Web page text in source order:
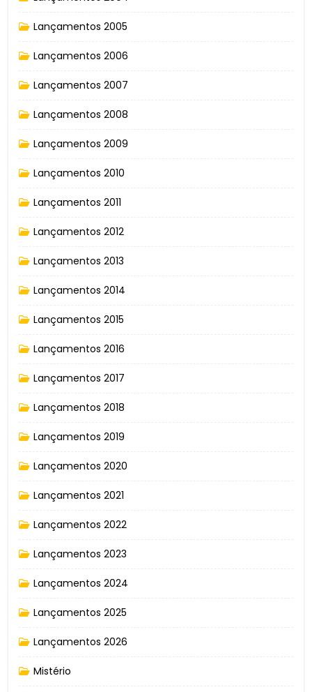
Lançamentos 2005
Lançamentos 2006
Lançamentos 2007
Lançamentos 2008
Lançamentos 2009
Lançamentos 2010
Lançamentos 2011
Lançamentos 2012
Lançamentos 2013
Lançamentos 2014
Lançamentos 2015
Lançamentos 2016
Lançamentos 2017
Lançamentos 2018
Lançamentos 2019
Lançamentos 2020
Lançamentos 2021
Lançamentos 2022
Lançamentos 2023
Lançamentos 2024
Lançamentos 2025
Lançamentos 2026
Mistério